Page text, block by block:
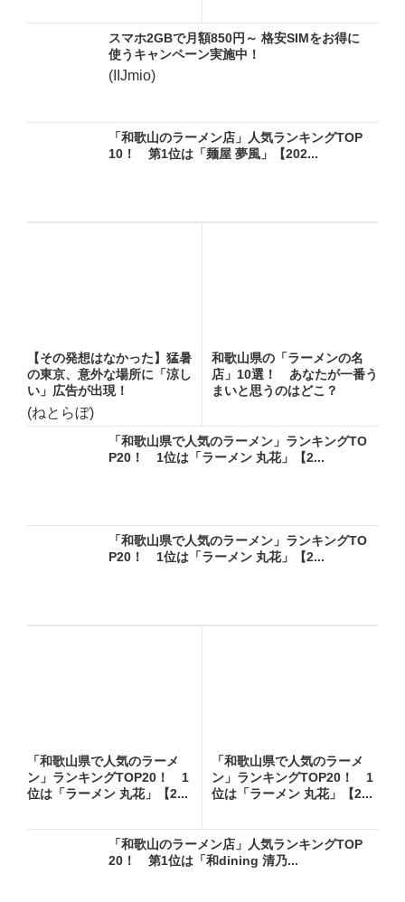
スマホ2GBで月額850円～ 格安SIMをお得に
使うキャンペーン実施中！
(IIJmio)
「和歌山のラーメン店」人気ランキングTOP
10！ 第1位は「麺屋 夢風」【202...
【その発想はなかった】猛暑
の東京、意外な場所に「涼し
い」広告が出現！
(ねとらぼ)
和歌山県の「ラーメンの名
店」10選！ あなたが一番う
まいと思うのはどこ？
「和歌山県で人気のラーメン」ランキングTO
P20！ 1位は「ラーメン 丸花」【2...
「和歌山県で人気のラーメン」ランキングTO
P20！ 1位は「ラーメン 丸花」【2...
「和歌山県で人気のラーメ
ン」ランキングTOP20！ 1
位は「ラーメン 丸花」【2...
「和歌山県で人気のラーメ
ン」ランキングTOP20！ 1
位は「ラーメン 丸花」【2...
「和歌山のラーメン店」人気ランキングTOP
20！ 第1位は「和dining 清乃...